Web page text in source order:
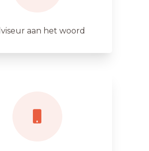
aan het woord